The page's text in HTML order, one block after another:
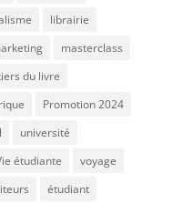
librairie
masterclass
du livre
Promotion 2024
université
étudiante
voyage
étudiant